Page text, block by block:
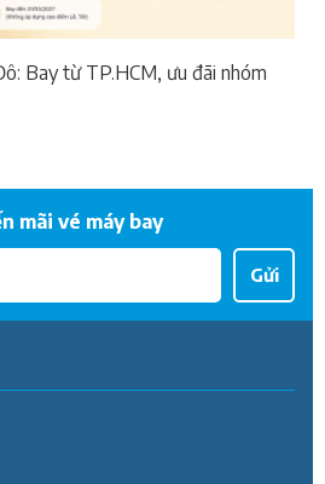
Bay từ TP.HCM, ưu đãi nhóm
mãi vé máy bay
Gửi